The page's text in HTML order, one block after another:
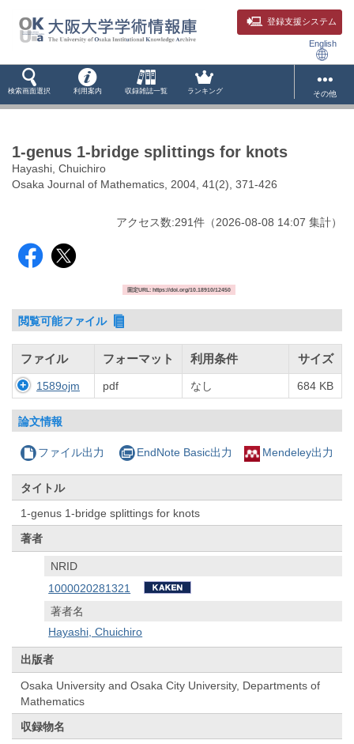
登録支援システム
English
検索画面選択 利用案内 収録雑誌一覧 ランキング その他
1-genus 1-bridge splittings for knots
Hayashi, Chuichiro
Osaka Journal of Mathematics, 2004, 41(2), 371-426
アクセス数:291件 （2026-08-08 14:07 集計）
固定URL: https://doi.org/10.18910/12450
閲覧可能ファイル
ファイル フォーマット 利用条件 サイズ
1589ojm pdf なし 684 KB
論文情報
ファイル出力 EndNote Basic出力 Mendeley出力
タイトル
1-genus 1-bridge splittings for knots
著者
NRID
1000020281321
著者名
Hayashi, Chuichiro
出版者
Osaka University and Osaka City University, Departments of
Mathematics
収録物名